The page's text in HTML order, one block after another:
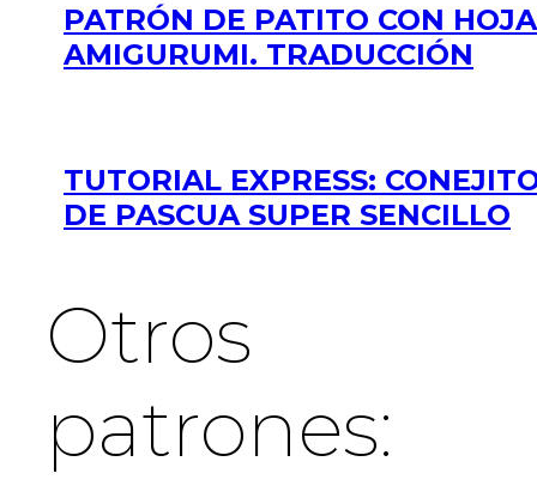
PATRÓN DE PATITO CON HOJA
AMIGURUMI. TRADUCCIÓN
TUTORIAL EXPRESS:
DE PASCUA SUPER SENCILLO
Otros
patrones: